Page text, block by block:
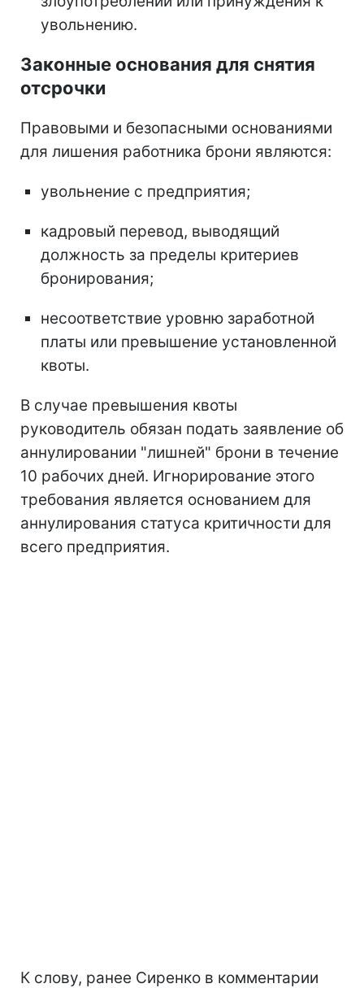
увольнению.
Законные основания для снятия
отсрочки
Правовыми и безопасными основаниями
для лишения работника брони являются:
увольнение с предприятия;
кадровый перевод, выводящий
должность за пределы критериев
бронирования;
несоответствие уровню заработной
платы или превышение установленной
квоты.
В случае превышения квоты
руководитель обязан подать заявление об
аннулировании "лишней" брони в течение
10 рабочих дней. Игнорирование этого
требования является основанием для
аннулирования статуса критичности для
всего предприятия.
К слову, ранее Сиренко в комментарии